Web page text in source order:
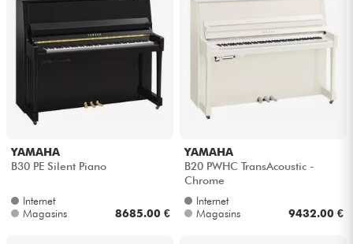
YAMAHA
B30 PE Silent Piano
Internet
Magasins
8685.00 €
YAMAHA
B20 PWHC TransAcoustic -
Chrome
Internet
Magasins
9432.00 €